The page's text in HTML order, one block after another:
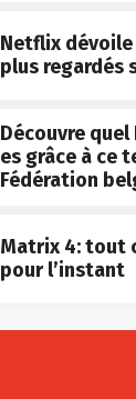
Netflix dévoile
plus regardés
Découvre
es grâce à ce
Fédération
Matrix 4: tout
pour l’instant